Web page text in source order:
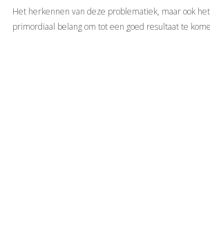
Het herkennen van deze problematiek, maar ook
primordiaal belang om tot een goed resultaat te